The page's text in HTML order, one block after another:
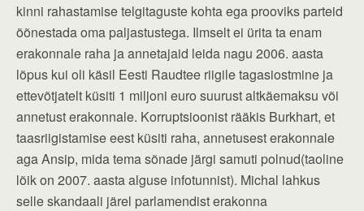
kinni rahastamise telgitaguste kohta ega prooviks parteid
õõnestada oma paljastustega. Ilmselt ei ürita ta enam
erakonnale raha ja annetajaid leida nagu 2006. aasta
lõpus kui oli käsil Eesti Raudtee riigile tagasiostmine ja
ettevõtjatelt küsiti 1 miljoni euro suurust altkäemaksu või
annetust erakonnale. Korruptsioonist rääkis Burkhart, et
taasriigistamise eest küsiti raha, annetusest erakonnale
aga Ansip, mida tema sõnade järgi samuti polnud(taoline
lõik on 2007. aasta alguse infotunnist). Michal lahkus
selle skandaali järel parlamendist erakonna